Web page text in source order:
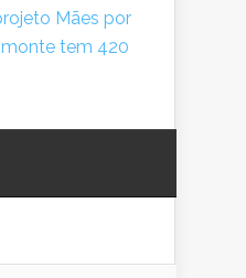
Mães por
tem 420